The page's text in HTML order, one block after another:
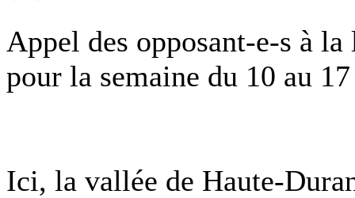
Appel des opposant-e-s à
pour la semaine du 10 au
Ici, la vallée de Haute-